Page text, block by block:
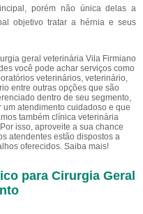
porém não única delas a
objetivo tratar a hérnia e seus
geral veterinária Vila Firmiano
você pode achar serviços como
veterinários, veterinário,
entre outras opções que são
dentro de seu segmento,
atendimento cuidadoso e que
também clínica veterinária
isso, aproveite a sua chance
atendentes estão dispostos a
oferecidos. Saiba mais!
para Cirurgia Geral